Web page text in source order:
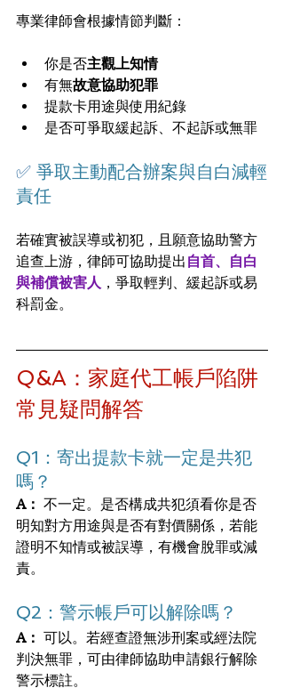
專業律師會根據情節判斷：
你是否主觀上知情
有無故意協助犯罪
提款卡用途與使用紀錄
是否可爭取緩起訴、不起訴或無罪
✅ 爭取主動配合辦案與自白減輕
責任
若確實被誤導或初犯，且願意協助警方
追查上游，律師可協助提出 自首、自白
與補償被害人 ，爭取輕判、緩起訴或易
科罰金。
Q&A：家庭代工帳戶陷阱
常見疑問解答
Q1：寄出提款卡就一定是共犯
嗎？
A： 不一定。是否構成共犯須看你是否
明知對方用途與是否有對價關係，若能
證明不知情或被誤導，有機會脫罪或減
責。
Q2：警示帳戶可以解除嗎？
A： 可以。若經查證無涉刑案或經法院
判決無罪，可由律師協助申請銀行解除
警示標註。